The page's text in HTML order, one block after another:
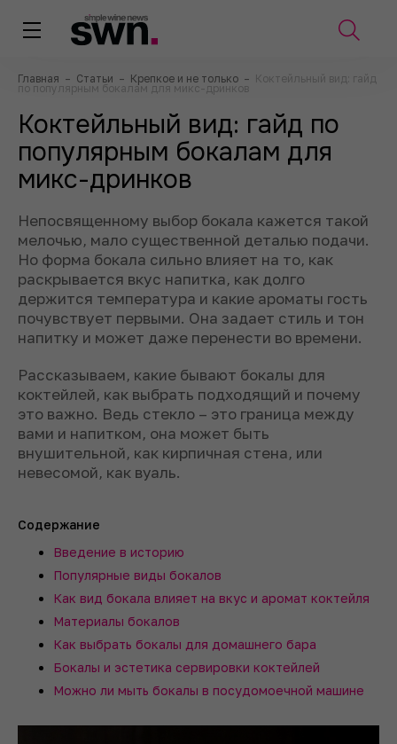
Главная – Статьи – Крепкое и не только – Коктейльный вид: гайд
по популярным бокалам для микс-дринков
Коктейльный вид: гайд по
популярным бокалам для
микс-дринков
Непосвященному выбор бокала кажется такой
мелочью, мало существенной деталью подачи.
Но форма бокала сильно влияет на то, как
раскрывается вкус напитка, как долго
держится температура и какие ароматы гость
почувствует первыми. Она задает стиль и тон
напитку и может даже перенести во времени.
Рассказываем, какие бывают бокалы для
коктейлей, как выбрать подходящий и почему
это важно. Ведь стекло – это граница между
вами и напитком, она может быть
внушительной, как кирпичная стена, или
невесомой, как вуаль.
Содержание
Введение в историю
Популярные виды бокалов
Как вид бокала влияет на вкус и аромат коктейля
Материалы бокалов
Как выбрать бокалы для домашнего бара
Бокалы и эстетика сервировки коктейлей
Можно ли мыть бокалы в посудомоечной машине